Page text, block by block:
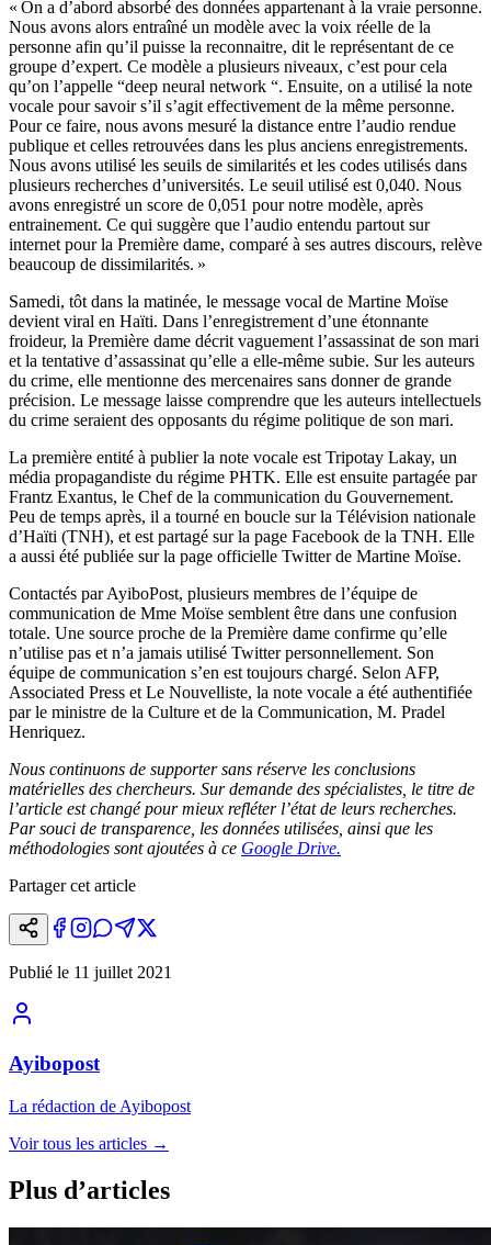
« On a d’abord absorbé des données appartenant à la vraie personne.
Nous avons alors entraîné un modèle avec la voix réelle de la
personne afin qu’il puisse la reconnaitre, dit le représentant de ce
groupe d’expert. Ce modèle a plusieurs niveaux, c’est pour cela
qu’on l’appelle “deep neural network “. Ensuite, on a utilisé la note
vocale pour savoir s’il s’agit effectivement de la même personne.
Pour ce faire, nous avons mesuré la distance entre l’audio rendue
publique et celles retrouvées dans les plus anciens enregistrements.
Nous avons utilisé les seuils de similarités et les codes utilisés dans
plusieurs recherches d’universités. Le seuil utilisé est 0,040. Nous
avons enregistré un score de 0,051 pour notre modèle, après
entrainement. Ce qui suggère que l’audio entendu partout sur
internet pour la Première dame, comparé à ses autres discours, relève
beaucoup de dissimilarités. »
Samedi, tôt dans la matinée, le message vocal de Martine Moïse
devient viral en Haïti. Dans l’enregistrement d’une étonnante
froideur, la Première dame décrit vaguement l’assassinat de son mari
et la tentative d’assassinat qu’elle a elle-même subie. Sur les auteurs
du crime, elle mentionne des mercenaires sans donner de grande
précision. Le message laisse comprendre que les auteurs intellectuels
du crime seraient des opposants du régime politique de son mari.
La première entité à publier la note vocale est Tripotay Lakay, un
média propagandiste du régime PHTK. Elle est ensuite partagée par
Frantz Exantus, le Chef de la communication du Gouvernement.
Peu de temps après, il a tourné en boucle sur la Télévision nationale
d’Haïti (TNH), et est partagé sur la page Facebook de la TNH. Elle
a aussi été publiée sur la page officielle Twitter de Martine Moïse.
Contactés par AyiboPost, plusieurs membres de l’équipe de
communication de Mme Moïse semblent être dans une confusion
totale. Une source proche de la Première dame confirme qu’elle
n’utilise pas et n’a jamais utilisé Twitter personnellement. Son
équipe de communication s’en est toujours chargé. Selon AFP,
Associated Press et Le Nouvelliste, la note vocale a été authentifiée
par le ministre de la Culture et de la Communication, M. Pradel
Henriquez.
Nous continuons de supporter sans réserve les conclusions
matérielles des chercheurs. Sur demande des spécialistes, le titre de
l’article est changé pour mieux refléter l’état de leurs recherches.
Par souci de transparence, les données utilisées, ainsi que les
méthodologies sont ajoutées à ce Google Drive.
Partager cet article
Publié le 11 juillet 2021
Ayibopost
La rédaction de Ayibopost
Voir tous les articles →
Plus d’articles